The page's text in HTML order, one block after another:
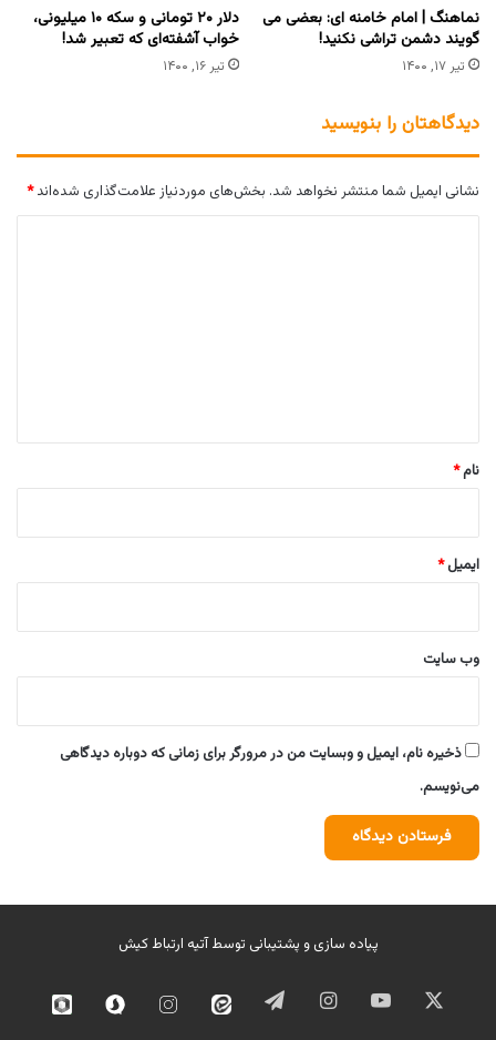
نماهنگ | امام خامنه ای: بعضی می
گویند دشمن تراشی نکنید!
تیر ۱۷, ۱۴۰۰
دلار ۲۰ تومانی و سکه ۱۰ میلیونی،
خواب آشفته‌ای که تعبیر شد!
تیر ۱۶, ۱۴۰۰
دیدگاهتان را بنویسید
نشانی ایمیل شما منتشر نخواهد شد. بخش‌های موردنیاز علامت‌گذاری شده‌اند*
نام*
ایمیل*
وب‌ سایت
ذخیره نام، ایمیل و وبسایت من در مرورگر برای زمانی که دوباره دیدگاهی
می‌نویسم.
پیاده سازی و پشتیبانی توسطآتیه ارتباط کیش
ایکس یوتیوب اینستاگرامتلگرام ایتا اینستاگرامسروش